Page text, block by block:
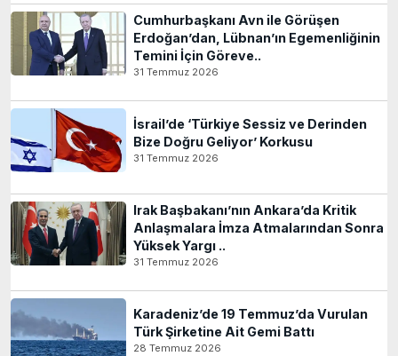
Cumhurbaşkanı Avn ile Görüşen
Erdoğan’dan, Lübnan’ın Egemenliğinin
Temini İçin Göreve..
31 Temmuz 2026
İsrail’de ‘Türkiye Sessiz ve Derinden
Bize Doğru Geliyor’ Korkusu
31 Temmuz 2026
Irak Başbakanı’nın Ankara’da Kritik
Anlaşmalara İmza Atmalarından Sonra
Yüksek Yargı ..
31 Temmuz 2026
Karadeniz’de 19 Temmuz’da Vurulan
Türk Şirketine Ait Gemi Battı
28 Temmuz 2026